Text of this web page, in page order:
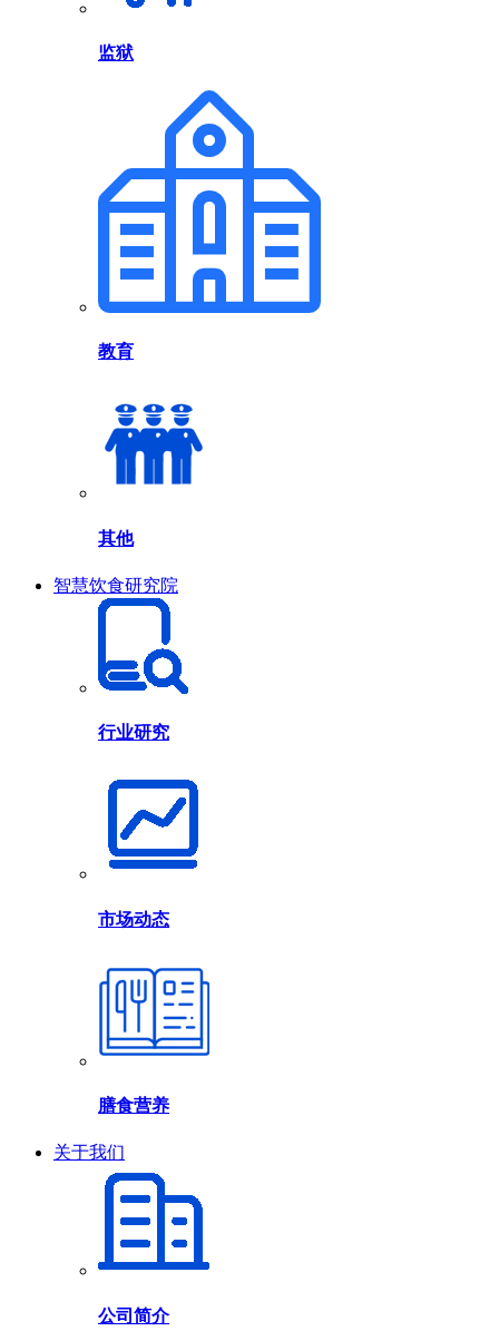
监狱
教育
其他
智慧饮食研究院
行业研究
市场动态
膳食营养
关于我们
公司简介